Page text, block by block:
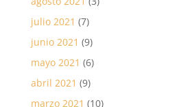
julio 2021 (7)
junio 2021 (9)
mayo 2021 (6)
abril 2021 (9)
marzo 2021 (10)